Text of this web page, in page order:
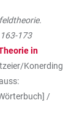
173
in
Konerding
/